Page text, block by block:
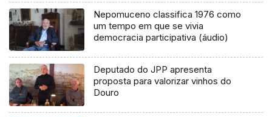
Nepomuceno classifica 1976 como
um tempo em que se vivia
democracia participativa (áudio)
Deputado do JPP apresenta
proposta para valorizar vinhos do
Douro